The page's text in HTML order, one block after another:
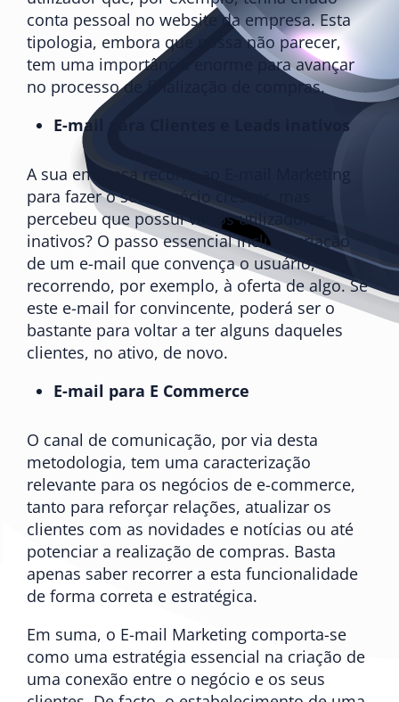
conta pessoal no website da empresa. Esta
tipologia, embora que possa não parecer,
tem uma importância enorme para avançar
no processo de finalização de compras.
E-mail para Clientes e Leads inativos
A sua empresa recorre ao E-mail Marketing
para fazer o seu negócio crescer, mas
percebeu que possui vários utilizadores
inativos? O passo essencial inclui a criação
de um e-mail que convença o usuário,
recorrendo, por exemplo, à oferta de algo. Se
este e-mail for convincente, poderá ser o
bastante para voltar a ter alguns daqueles
clientes, no ativo, de novo.
E-mail para E Commerce
O canal de comunicação, por via desta
metodologia, tem uma caracterização
relevante para os negócios de e-commerce,
tanto para reforçar relações, atualizar os
clientes com as novidades e notícias ou até
potenciar a realização de compras. Basta
apenas saber recorrer a esta funcionalidade
de forma correta e estratégica.
Em suma, o E-mail Marketing comporta-se
como uma estratégia essencial na criação de
uma conexão entre o negócio e os seus